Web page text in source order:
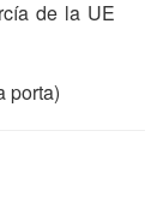
de la UE
porta)